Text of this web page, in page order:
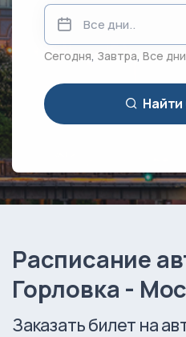
Сегодня, Завтра, Все дни
Расписание
Горловка -
Заказать билет на